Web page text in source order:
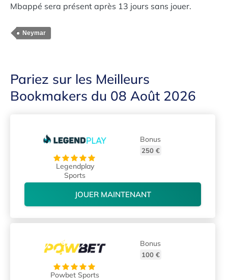
Mbappé sera présent après 13 jours sans jouer.
Neymar
Pariez sur les Meilleurs
Bookmakers du 08 Août 2026
Legendplay
Sports
Bonus
250 €
JOUER MAINTENANT
Powbet Sports
Bonus
100 €